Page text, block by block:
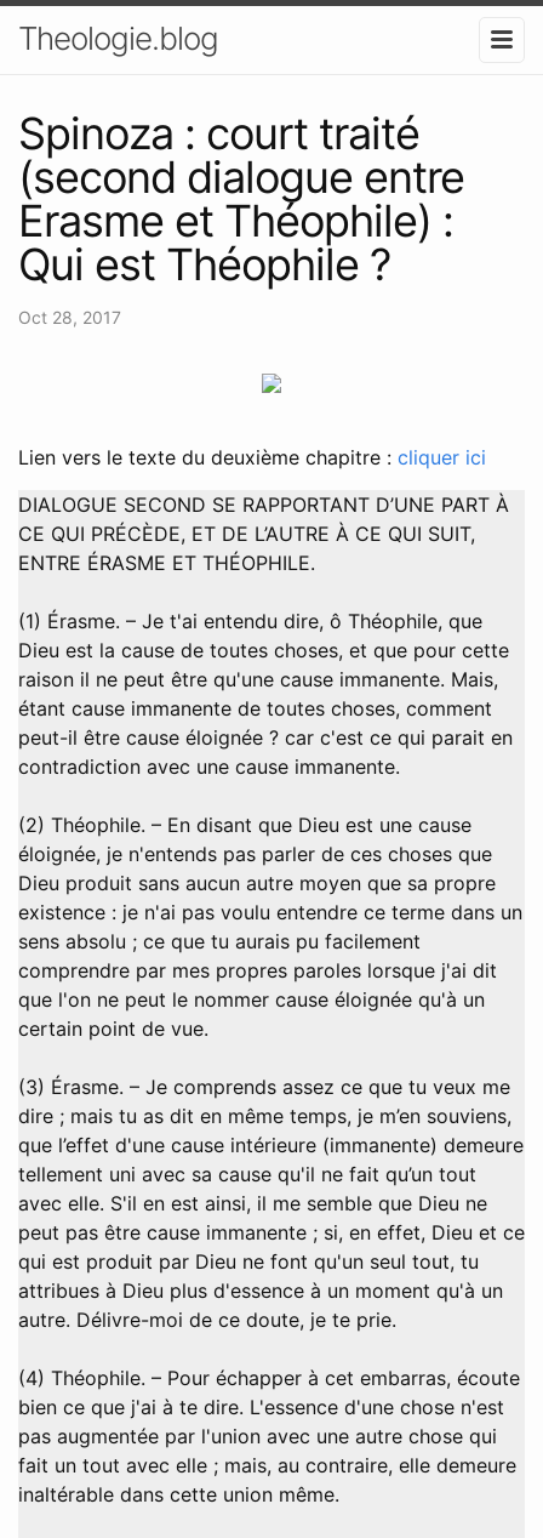
Theologie.blog
Spinoza : court traité
(second dialogue entre
Erasme et Théophile) :
Qui est Théophile ?
Oct 28, 2017
Lien vers le texte du deuxième chapitre : cliquer ici
DIALOGUE SECOND SE RAPPORTANT D’UNE PART À
CE QUI PRÉCÈDE, ET DE L’AUTRE À CE QUI SUIT,
ENTRE ÉRASME ET THÉOPHILE.
(1) Érasme. – Je t'ai entendu dire, ô Théophile, que
Dieu est la cause de toutes choses, et que pour cette
raison il ne peut être qu'une cause immanente. Mais,
étant cause immanente de toutes choses, comment
peut-il être cause éloignée ? car c'est ce qui parait en
contradiction avec une cause immanente.
(2) Théophile. – En disant que Dieu est une cause
éloignée, je n'entends pas parler de ces choses que
Dieu produit sans aucun autre moyen que sa propre
existence : je n'ai pas voulu entendre ce terme dans un
sens absolu ; ce que tu aurais pu facilement
comprendre par mes propres paroles lorsque j'ai dit
que l'on ne peut le nommer cause éloignée qu'à un
certain point de vue.
(3) Érasme. – Je comprends assez ce que tu veux me
dire ; mais tu as dit en même temps, je m’en souviens,
que l’effet d'une cause intérieure (immanente) demeure
tellement uni avec sa cause qu'il ne fait qu’un tout
avec elle. S'il en est ainsi, il me semble que Dieu ne
peut pas être cause immanente ; si, en effet, Dieu et ce
qui est produit par Dieu ne font qu'un seul tout, tu
attribues à Dieu plus d'essence à un moment qu'à un
autre. Délivre-moi de ce doute, je te prie.
(4) Théophile. – Pour échapper à cet embarras, écoute
bien ce que j'ai à te dire. L'essence d'une chose n'est
pas augmentée par l'union avec une autre chose qui
fait un tout avec elle ; mais, au contraire, elle demeure
inaltérable dans cette union même.